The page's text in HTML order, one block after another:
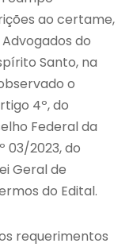
ao certame,
do
Santo, na
o
4º, do
Federal da
03/2023, do
Geral de
do Edital.
requerimentos